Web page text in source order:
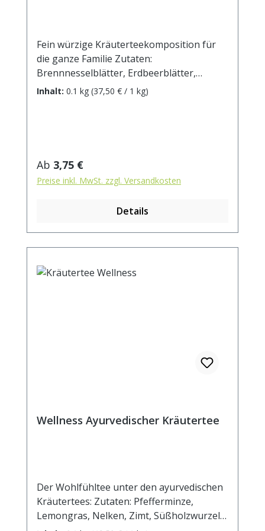
Fein würzige Kräuterteekomposition für
die ganze Familie Zutaten:
Brennnesselblätter, Erdbeerblätter,
Hagebuttenschalen, Heidekraut,
kochendem Wasser aufgiessen. Ziehzeit:
max.10 min.
Inhalt: 0.1 kg (37,50 € / 1 kg)
Regulärer Preis:
Ab 3,75 €
Preise inkl. MwSt. zzgl. Versandkosten
Details
Wellness Ayurvedischer Kräutertee
Der Wohlfühltee unter den ayurvedischen
Kräutertees: Zutaten: Pfefferminze,
Lemongras, Nelken, Zimt, Süßholzwurzel,